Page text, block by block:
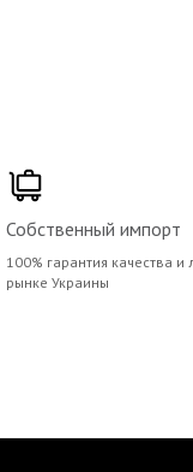
Собственный импорт
100% гарантия качества
рынке Украины